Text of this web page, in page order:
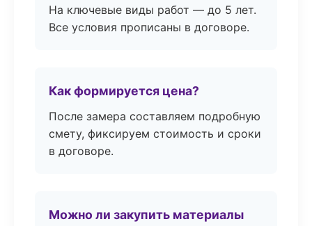
На ключевые виды работ — до 5 лет.
Все условия прописаны в договоре.
Как формируется цена?
После замера составляем подробную
смету, фиксируем стоимость и сроки
в договоре.
Можно ли закупить материалы